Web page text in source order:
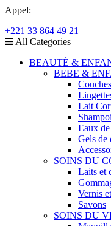
Appel:
+221 33 864 49 21
All Categories
BEAUTÉ &
BEBE &
Couches
Lait
Eaux
Gels de
SOINS DU
Laits et
Vernis
Savons
SOINS DU